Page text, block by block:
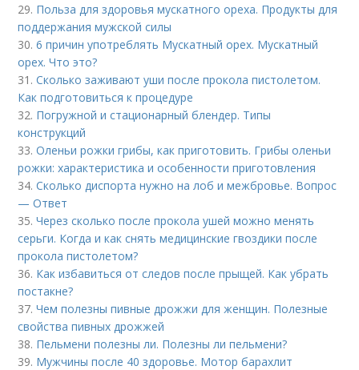
29. Польза для здоровья мускатного ореха. Продукты для
поддержания мужской силы
30.6 причин употреблять Мускатный орех. Мускатный
орех. Что это?
31.Сколько заживают уши после прокола пистолетом.
Как подготовиться к процедуре
32. Погружной и стационарный блендер. Типы
конструкций
33.Оленьи рожки грибы, как приготовить. Грибы оленьи
рожки: характеристика и особенности приготовления
34.Сколько диспорта нужно на лоб и межбровье. Вопрос
— Ответ
35.Через сколько после прокола ушей можно менять
серьги. Когда и как снять медицинские гвоздики после
прокола пистолетом?
36. Как избавиться от следов после прыщей. Как убрать
постакне?
37.Чем полезны пивные дрожжи для женщин. Полезные
свойства пивных дрожжей
38. Пельмени полезны ли. Полезны ли пельмени?
39. Мужчины после 40 здоровье. Мотор барахлит